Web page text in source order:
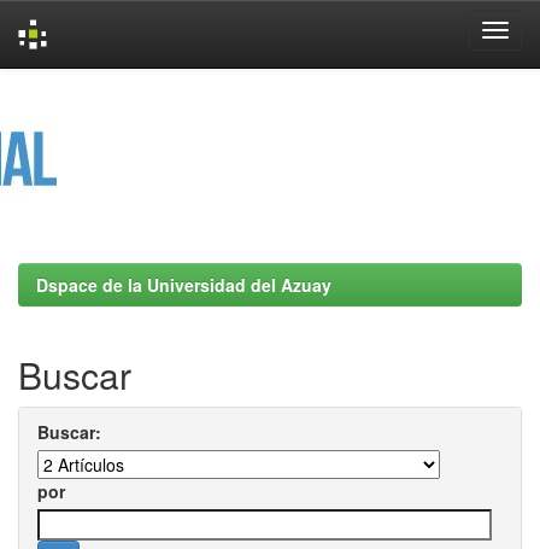
Dspace de la Universidad del Azuay
Buscar
Buscar:
por